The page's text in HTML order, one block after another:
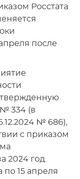
Росстата
после
№ 334 (в
№ 686),
с приказом
2024 год.
по 15 апреля